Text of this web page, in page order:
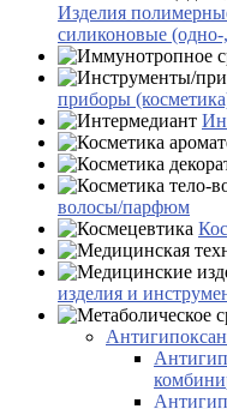
Изделия
силиконовые
приборы
волосы/парфюм
изделия и